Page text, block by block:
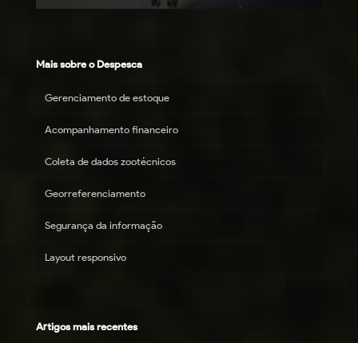
Mais sobre o Despesca
Gerenciamento de estoque
Acompanhamento financeiro
Coleta de dados zootécnicos
Georreferenciamento
Segurança da informação
Layout responsivo
Artigos mais recentes